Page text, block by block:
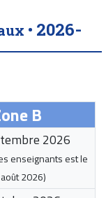
• 2026-
B
2026
enseignants est le
2026)